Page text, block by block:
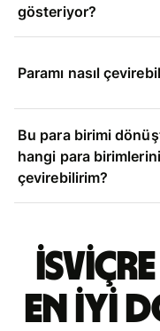
gösteriyor?
Paramı nasıl
Bu para birimi
hangi para birimlerini
çevirebilirim?
en iyi